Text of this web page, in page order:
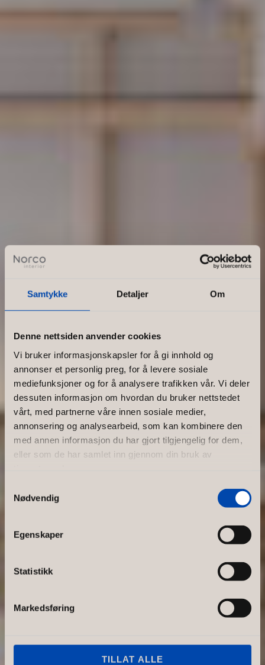
Samtykke Detaljer Om
Denne nettsiden anvender cookies
Vi bruker informasjonskapsler for å gi innhold og
annonser et personlig preg, for å levere sosiale
mediefunksjoner og for å analysere trafikken vår. Vi deler
dessuten informasjon om hvordan du bruker nettstedet
vårt, med partnerne våre innen sosiale medier,
annonsering og analysearbeid, som kan kombinere den
med annen informasjon du har gjort tilgjengelig for dem,
eller som de har samlet inn gjennom din bruk av
Nødvendig
Egenskaper
Statistikk
Markedsføring
TILLAT ALLE
Svensk
butikkinnre
dning – En
funksjon og
Lær hva som kjennetegner
funksjonell, bærekraftig og